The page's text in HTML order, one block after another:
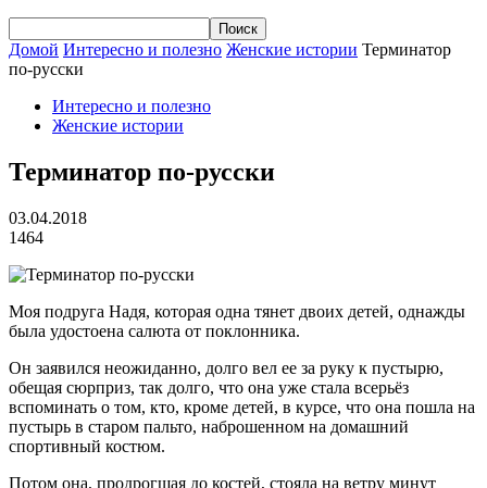
Домой Интересно и полезно Женские истории Терминатор
по-русски
Интересно и полезно
Женские истории
Терминатор по-русски
03.04.2018
1464
Моя подруга Надя, которая одна тянет двоих детей, однажды
была удостоена салюта от поклонника.
Он заявился неожиданно, долго вел ее за руку к пустырю,
обещая сюрприз, так долго, что она уже стала всерьёз
вспоминать о том, кто, кроме детей, в курсе, что она пошла на
пустырь в старом пальто, наброшенном на домашний
спортивный костюм.
Потом она, продрогшая до костей, стояла на ветру минут